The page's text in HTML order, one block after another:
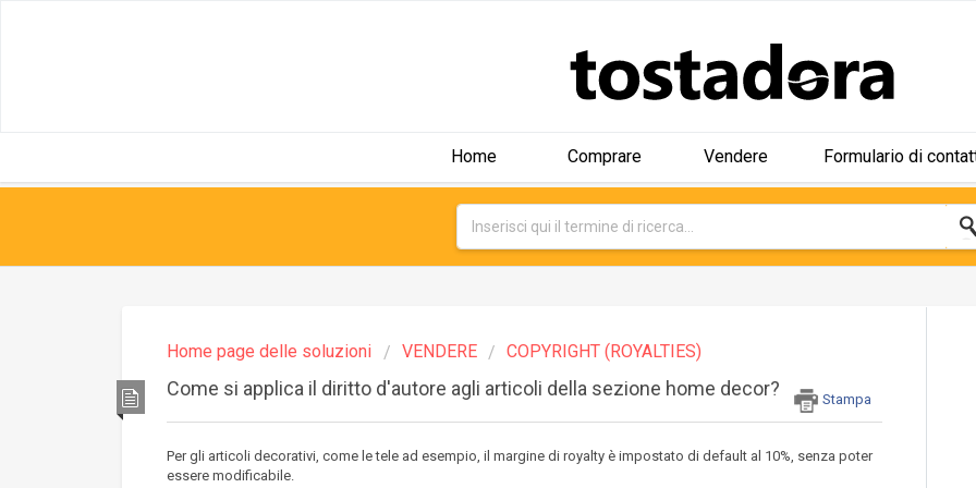
Home Comprare Vendere Formulario di
Home page delle soluzioni VENDERE COPYRIGHT (ROYALTIES)
Come si applica il diritto d'autore agli articoli della sezione home decor? Stampa
Per gli articoli decorativi, come le tele ad esempio, il margine di royalty è impostato di default al 10%, senza poter
essere modificabile.